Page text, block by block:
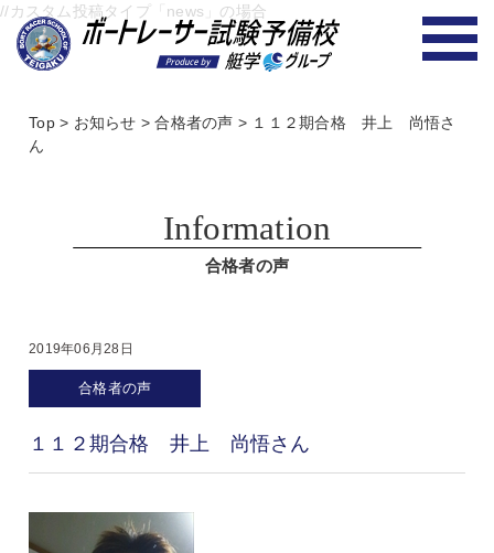
//カスタム投稿タイプ「news」の場合
Top> お知らせ >合格者の声 > １１２期合格 井上 尚悟さ
ん
Information
合格者の声
2019年06月28日
合格者の声
１１２期合格 井上 尚悟さん